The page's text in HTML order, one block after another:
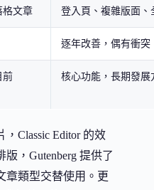
格文章 登入頁、複雜版面、
逐年改善，偶有衝突
前 核心功能，長期發展
Classic Editor 的效
，Gutenberg 提供了
章類型交替使用。更